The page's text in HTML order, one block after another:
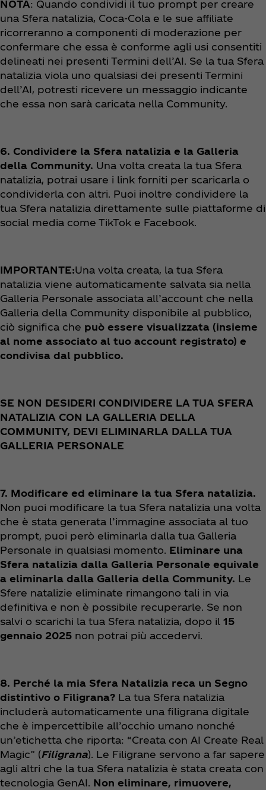
NOTA: Quando condividi il tuo prompt per creare
una Sfera natalizia, Coca‑Cola e le sue affiliate
ricorreranno a componenti di moderazione per
confermare che essa è conforme agli usi consentiti
delineati nei presenti Termini dell’AI. Se la tua Sfera
natalizia viola uno qualsiasi dei presenti Termini
dell’AI, potresti ricevere un messaggio indicante
che essa non sarà caricata nella Community.
6. Condividere la Sfera natalizia e la Galleria
della Community. Una volta creata la tua Sfera
natalizia, potrai usare i link forniti per scaricarla o
condividerla con altri. Puoi inoltre condividere la
tua Sfera natalizia direttamente sulle piattaforme di
social media come TikTok e Facebook.
IMPORTANTE:Una volta creata, la tua Sfera
natalizia viene automaticamente salvata sia nella
Galleria Personale associata all’account che nella
Galleria della Community disponibile al pubblico,
ciò significa che può essere visualizzata (insieme
al nome associato al tuo account registrato) e
condivisa dal pubblico.
SE NON DESIDERI CONDIVIDERE LA TUA SFERA
NATALIZIA CON LA GALLERIA DELLA
COMMUNITY, DEVI ELIMINARLA DALLA TUA
GALLERIA PERSONALE
7. Modificare ed eliminare la tua Sfera natalizia.
Non puoi modificare la tua Sfera natalizia una volta
che è stata generata l’immagine associata al tuo
prompt, puoi però eliminarla dalla tua Galleria
Personale in qualsiasi momento. Eliminare una
Sfera natalizia dalla Galleria Personale equivale
a eliminarla dalla Galleria della Community. Le
Sfere natalizie eliminate rimangono tali in via
definitiva e non è possibile recuperarle. Se non
salvi o scarichi la tua Sfera natalizia, dopo il 15
gennaio 2025 non potrai più accedervi.
8. Perché la mia Sfera Natalizia reca un Segno
distintivo o Filigrana? La tua Sfera natalizia
includerà automaticamente una filigrana digitale
che è impercettibile all’occhio umano nonché
un’etichetta che riporta: “Creata con AI Create Real
Magic” (Filigrana). Le Filigrane servono a far sapere
agli altri che la tua Sfera natalizia è stata creata con
tecnologia GenAI. Non eliminare, rimuovere,